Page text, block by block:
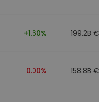
+1.60% 199.2B €
0.00% 158.8B €